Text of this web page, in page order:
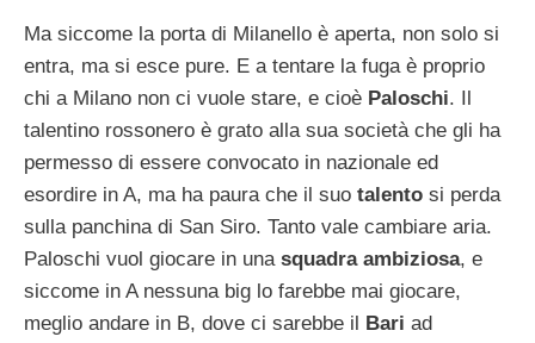
Ma siccome la porta di Milanello è aperta, non solo si
entra, ma si esce pure. E a tentare la fuga è proprio
chi a Milano non ci vuole stare, e cioè Paloschi. Il
talentino rossonero è grato alla sua società che gli ha
permesso di essere convocato in nazionale ed
esordire in A, ma ha paura che il suo talento si perda
sulla panchina di San Siro. Tanto vale cambiare aria.
Paloschi vuol giocare in una squadra ambiziosa, e
siccome in A nessuna big lo farebbe mai giocare,
meglio andare in B, dove ci sarebbe il Bari ad